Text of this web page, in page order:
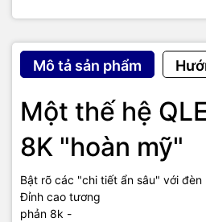
Mô tả sản phẩm
Một thế hệ
8K "hoàn mỹ"
Bật rõ các "chi tiết ẩn sâu" với
Đỉnh cao tương
phản 8k -
Công nghệ Chống Chói ấn tượng từ
đắm chìm vào các nội dung giải trí,
Độ tương phản
"góc nhìn đạo
Công nghệ
Tái hiện chuẩn xác từng sắc thái, chi
rỡ và độ tương phản ấn tượng.